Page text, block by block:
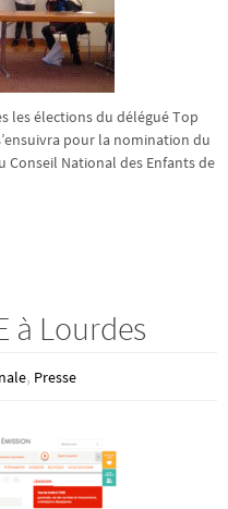
les élections du délégué Top
pour la nomination du
Conseil National des Enfants de
à Lourdes
, Presse